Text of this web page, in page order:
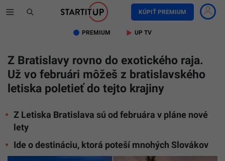
KÚPIŤ PREMIUM
PREMIUM UP TV
Z Bratislavy rovno do exotického raja.
Už vo februári môžeš z bratislavského
letiska poletieť do tejto krajiny
Z Letiska Bratislava sú od februára v pláne nové
lety
Ide o destináciu, ktorá poteší mnohých Slovákov